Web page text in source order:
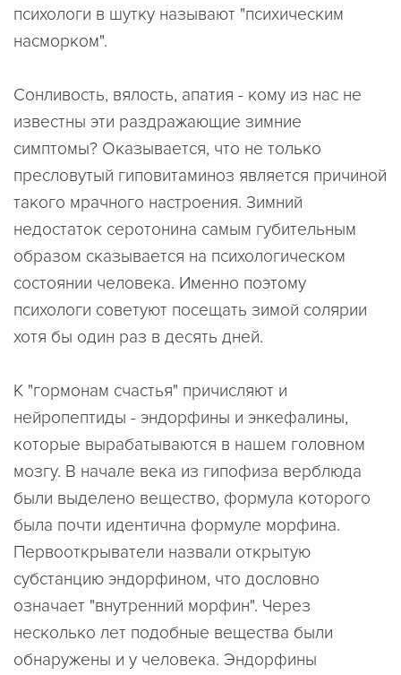
психологи в шутку называют "психическим
насморком".
Сонливость, вялость, апатия - кому из нас не
известны эти раздражающие зимние
симптомы? Оказывается, что не только
пресловутый гиповитаминоз является причиной
такого мрачного настроения. Зимний
недостаток серотонина самым губительным
образом сказывается на психологическом
состоянии человека. Именно поэтому
психологи советуют посещать зимой солярии
хотя бы один раз в десять дней.
К "гормонам счастья" причисляют и
нейропептиды - эндорфины и энкефалины,
которые вырабатываются в нашем головном
мозгу. В начале века из гипофиза верблюда
были выделено вещество, формула которого
была почти идентична формуле морфина.
Первооткрыватели назвали открытую
субстанцию эндорфином, что дословно
означает "внутренний морфин". Через
несколько лет подобные вещества были
обнаружены и у человека. Эндорфины